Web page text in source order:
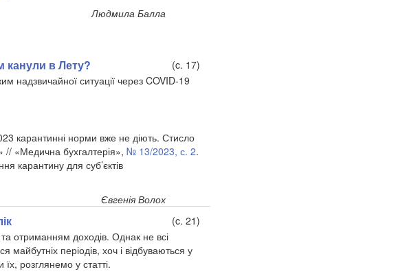
Людмила Балла
канули в Лету?
(c. 17)
надзвичайної ситуації через COVID-19
карантинні норми вже не діють. Стисло
// «Медична бухгалтерія», № 13/2023, с. 2.
карантину для суб’єктів
Євгенія Волох
(c. 21)
та отриманням доходів. Однак не всі
майбутніх періодів, хоч і відбуваються у
розглянемо у статті.